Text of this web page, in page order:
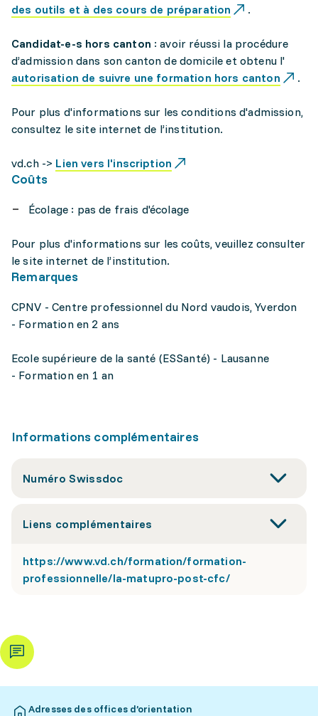
des outils et à des cours de préparation
.
Candidat-e-s hors canton : avoir réussi la procédure
d’admission dans son canton de domicile et obtenu l'
autorisation de suivre une formation hors canton
.
Pour plus d'informations sur les conditions d'admission,
consultez le site internet de l’institution.
vd.ch -> Lien vers l'inscription
Coûts
Écolage : pas de frais d'écolage
Pour plus d'informations sur les coûts, veuillez consulter
le site internet de l’institution.
Remarques
CPNV - Centre professionnel du Nord vaudois, Yverdon
- Formation en 2 ans
Ecole supérieure de la santé (ESSanté) - Lausanne
- Formation en 1 an
Informations complémentaires
Numéro Swissdoc
Liens complémentaires
https://www.vd.ch/formation/formation-
professionnelle/la-matupro-post-cfc/
Adresses des offices d’orientation